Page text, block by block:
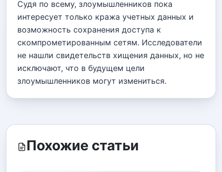
Судя по всему, злоумышленников пока
интересует только кража учетных данных и
возможность сохранения доступа к
скомпрометированным сетям. Исследователи
не нашли свидетельств хищения данных, но не
исключают, что в будущем цели
злоумышленников могут измениться.
Похожие статьи